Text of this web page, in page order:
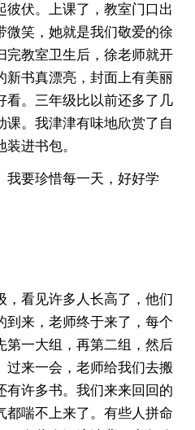
彼伏。上课了，教室门口出
微笑，她就是我们敬爱的徐
完教室卫生后，徐老师就开
新书真漂亮，封面上有美丽
看。三年级比以前还多了几
课。我津津有味地欣赏了自
进书包。
我要珍惜每一天，好好学
，看见许多人长高了，他们
到来，老师终于来了，每个
第一大组，再第二组，然后
过来一会，老师给我们去搬
有许多书。我们来来回回的
都喘不上来了。有些人拼命